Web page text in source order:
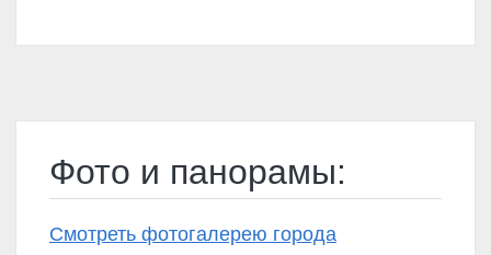
Фото и панорамы:
Смотреть фотогалерею города